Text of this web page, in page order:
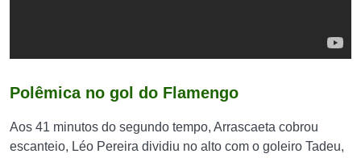
Polêmica no gol do Flamengo
Aos 41 minutos do segundo tempo, Arrascaeta cobrou
escanteio, Léo Pereira dividiu no alto com o goleiro Tadeu,